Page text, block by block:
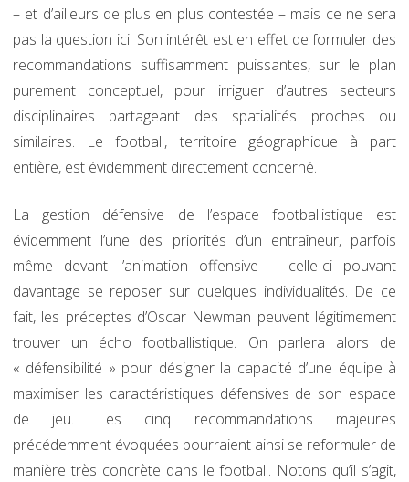
– et d’ailleurs de plus en plus contestée – mais ce ne sera
pas la question ici. Son intérêt est en effet de formuler des
recommandations suffisamment puissantes, sur le plan
purement conceptuel, pour irriguer d’autres secteurs
disciplinaires partageant des spatialités proches ou
similaires. Le football, territoire géographique à part
entière, est évidemment directement concerné.
La gestion défensive de l’espace footballistique est
évidemment l’une des priorités d’un entraîneur, parfois
même devant l’animation offensive – celle-ci pouvant
davantage se reposer sur quelques individualités. De ce
fait, les préceptes d’Oscar Newman peuvent légitimement
trouver un écho footballistique. On parlera alors de
« défensibilité » pour désigner la capacité d’une équipe à
maximiser les caractéristiques défensives de son espace
de jeu. Les cinq recommandations majeures
précédemment évoquées pourraient ainsi se reformuler de
manière très concrète dans le football. Notons qu’il s’agit,